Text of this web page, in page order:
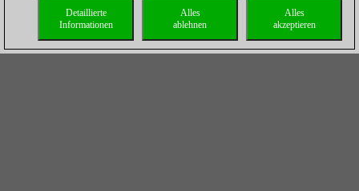
Alles
akzeptieren
Alles
ablehnen
Detaillierte
Informationen